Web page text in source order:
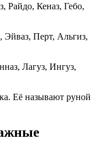
Райдо, Кеназ, Гебо,
Эйваз, Перт, Альгиз,
Лагуз, Ингуз,
Её называют руной